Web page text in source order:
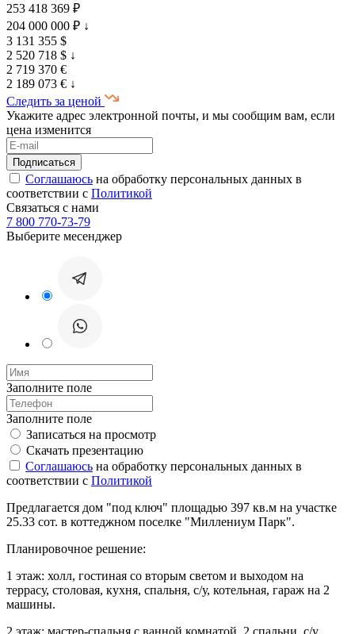
253 418 369 ₽
204 000 000 ₽ ↓
3 131 355 $
2 520 718 $ ↓
2 719 370 €
2 189 073 € ↓
Следить за ценой
Укажите адрес электронной почты, и мы сообщим вам, если
цена изменится
Соглашаюсь на обработку персональных данных в
соответствии с Политикой
Связаться с нами
7 800 770-73-79
Выберите месенджер
Заполните поле
Заполните поле
Записаться на просмотр
Скачать презентацию
Соглашаюсь на обработку персональных данных в
соответствии с Политикой
Предлагается дом "под ключ" площадью 397 кв.м на участке
25.33 сот. в коттеджном поселке "Миллениум Парк".
Планировочное решение:
1 этаж: холл, гостиная со вторым светом и выходом на
террасу, столовая, кухня, спальня, с/у, котельная, гараж на 2
машины.
2 этаж: мастер-спальня с ванной комнатой, 2 спальни, с/у,